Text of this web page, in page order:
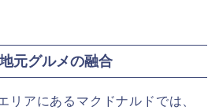
元グルメの融合
アにあるマクドナルドでは、